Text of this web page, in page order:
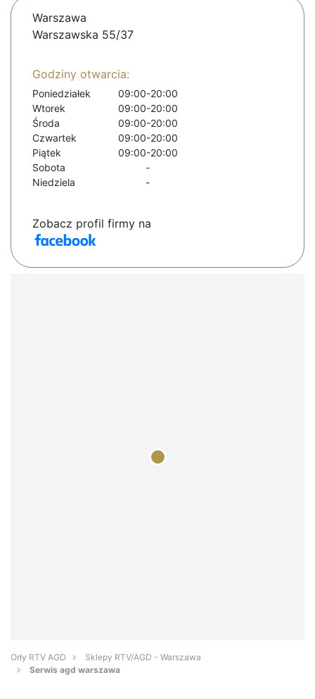
Warszawa
Warszawska 55/37
Godziny otwarcia:
Poniedziałek
09:00-20:00
Wtorek
09:00-20:00
Środa
09:00-20:00
Czwartek
09:00-20:00
Piątek
09:00-20:00
Sobota
-
Niedziela
-
Zobacz profil firmy na
Orły RTV AGD
Sklepy RTV/AGD - Warszawa
Serwis agd warszawa